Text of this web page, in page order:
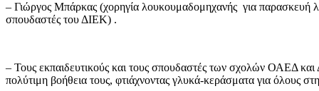
– Γιώργος Μπάρκας (χορηγία λουκουμαδομηχανής για παρασκευή
σπουδαστές του ΔΙΕΚ) .
– Τους εκπαιδευτικούς και τους σπουδαστές των σχολών ΟΑΕΔ
πολύτιμη βοήθεια τους, φτιάχνοντας γλυκά-κεράσματα για όλους